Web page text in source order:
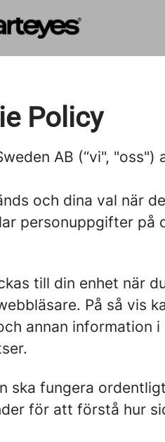
Policy
AB (“vi",
och dina val när
personuppgifter på
till din enhet när
På så vis
annan
ska fungera
för att förstå hur